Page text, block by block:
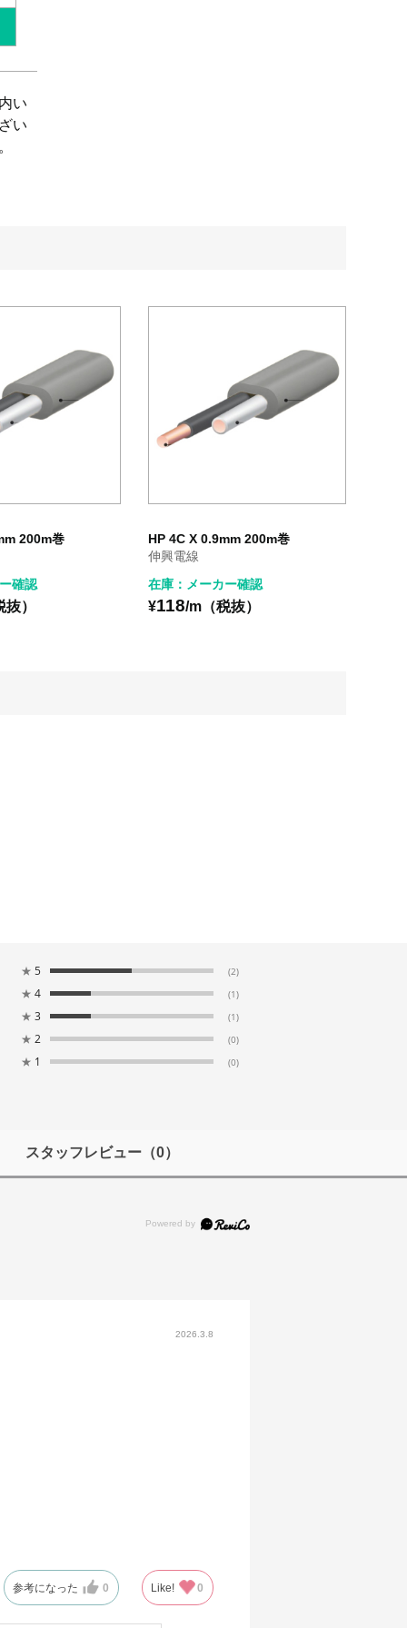
い
い
200m巻
確認
）
HP 4C X 0.9mm 200m巻
伸興電線
在庫：メーカー確認
¥118/m（税抜）
★ 5 (2)
★ 4 (1)
★ 3 (1)
★ 2 (0)
★ 1 (0)
スタッフレビュー（0）
2026.3.8
参考になった 0 Like! 0